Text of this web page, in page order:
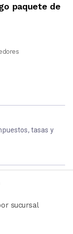
paquete de
tasas y
sucursal